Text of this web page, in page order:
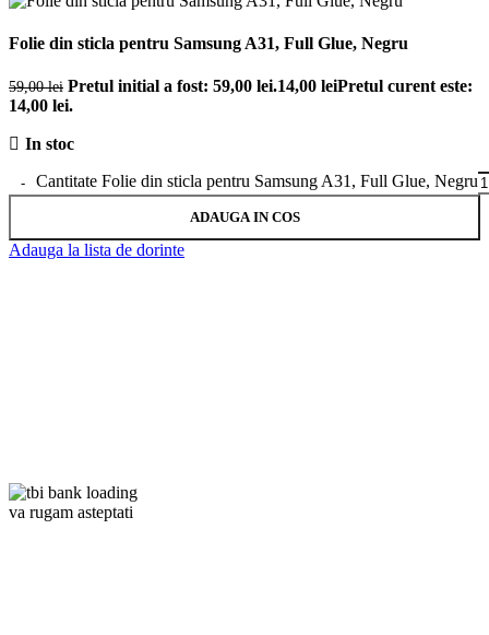
Folie din sticla pentru Samsung A31, Full Glue, Negru
59,00lei Pretul initial a fost: 59,00 lei.14,00 leiPretul curent este:
14,00 lei.
In stoc
Cantitate Folie din sticla pentru Samsung A31, Full Glue, Negru
ADAUGA IN COS
Adauga la lista de dorinte
va rugam asteptati